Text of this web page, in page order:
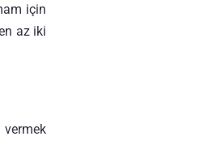
için
az iki